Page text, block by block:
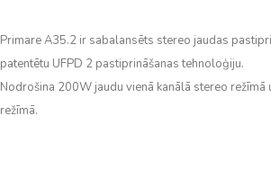
Primare A35.2 ir sabalansēts stereo jaudas
patentētu UFPD 2 pastiprināšanas tehnoloģiju.
Nodrošina 200W jaudu vienā kanālā stereo
režīmā.